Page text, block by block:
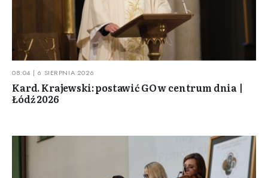
08:04 | 6 SIERPNIA 2026
Kard. Krajewski: postawić GO w centrum dnia |
Łódź 2026